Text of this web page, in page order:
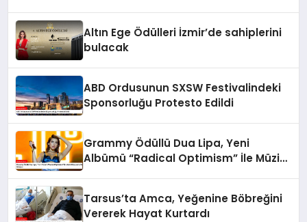
Altın Ege Ödülleri İzmir’de sahiplerini
bulacak
ABD Ordusunun SXSW Festivalindeki
Sponsorluğu Protesto Edildi
Grammy Ödüllü Dua Lipa, Yeni
Albümü “Radical Optimism” İle Müzik
Tarsus’ta Amca, Yeğenine Böbreğini
Vererek Hayat Kurtardı